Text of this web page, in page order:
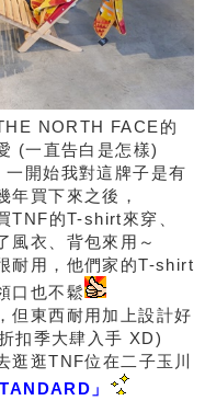
NORTH FACE的
(一直告白是怎樣)
開始我對這牌子是有
年買下來之後，
TNF的T-shirt來穿、
風衣、背包來用～
耐用，他們家的T-shirt
口也不鬆
但東西耐用加上設計好
扣季大肆入手 XD)
逛逛TNF位在二子玉川
」